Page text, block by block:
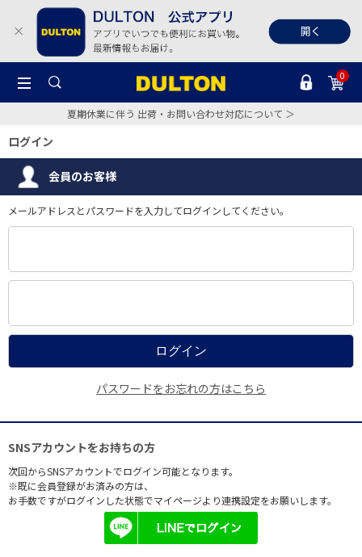
0
夏期休業に伴う 出荷・お問い合わせ対応について ＞
ログイン
会員のお客様
メールアドレスとパスワードを入力してログインしてください。
パスワードをお忘れの方はこちら
SNSアカウントをお持ちの方
次回からSNSアカウントでログイン可能となります。
※既に会員登録がお済みの方は、
お手数ですがログインした状態でマイページより連携設定をお願いします。